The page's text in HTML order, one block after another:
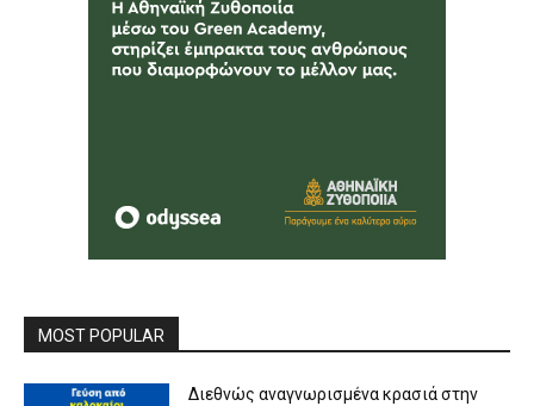
MOST POPULAR
Διεθνώς αναγνωρισμένα κρασιά στην